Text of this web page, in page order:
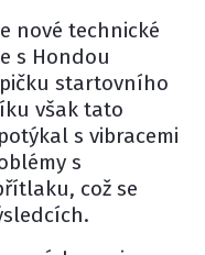
nové technické
s Hondou
startovního
však tato
s vibracemi
s
což se